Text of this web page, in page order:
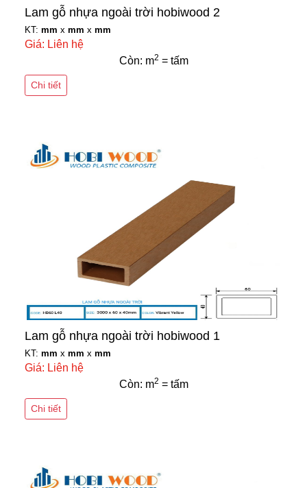
Lam gỗ nhựa ngoài trời hobiwood 2
KT: mm x mm x mm
Giá: Liên hệ
Còn: m2 = tấm
Chi tiết
Lam gỗ nhựa ngoài trời hobiwood 1
KT: mm x mm x mm
Giá: Liên hệ
Còn: m2 = tấm
Chi tiết